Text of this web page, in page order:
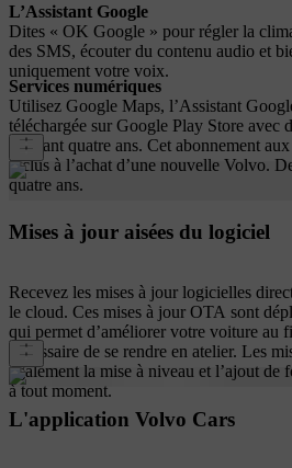
L’Assistant Google
Dites « OK Google » pour régler la
des SMS, écouter du contenu audio et
uniquement votre voix.
Services numériques
Utilisez Google Maps, l’Assistant
téléchargée sur Google Play Store avec
pendant quatre ans. Cet abonnement
inclus à l’achat d’une nouvelle Volvo.
quatre ans.
Mises à jour aisées du logiciel
Recevez les mises à jour logicielles
le cloud. Ces mises à jour OTA sont
qui permet d’améliorer votre voiture au
nécessaire de se rendre en atelier. Les
également la mise à niveau et l’ajout de
à tout moment.
L'application Volvo Cars